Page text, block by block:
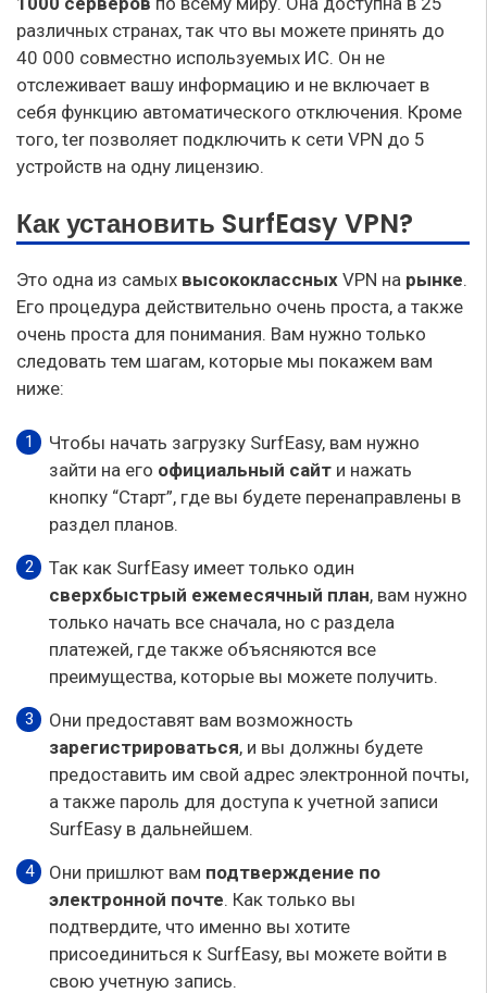
различных странах, так что вы можете принять до
40 000 совместно используемых ИС. Он не
отслеживает вашу информацию и не включает в
себя функцию автоматического отключения. Кроме
того, ter позволяет подключить к сети VPN до 5
устройств на одну лицензию.
Как установить SurfEasy VPN?
Это одна из самых высококлассных VPN на рынке.
Его процедура действительно очень проста, а также
очень проста для понимания. Вам нужно только
следовать тем шагам, которые мы покажем вам
ниже:
Чтобы начать загрузку SurfEasy, вам нужно
зайти на его официальный сайт и нажать
кнопку “Старт”, где вы будете перенаправлены в
раздел планов.
Так как SurfEasy имеет только один
сверхбыстрый ежемесячный план, вам нужно
только начать все сначала, но с раздела
платежей, где также объясняются все
преимущества, которые вы можете получить.
Они предоставят вам возможность
зарегистрироваться, и вы должны будете
предоставить им свой адрес электронной почты,
а также пароль для доступа к учетной записи
SurfEasy в дальнейшем.
Они пришлют вам подтверждение по
электронной почте. Как только вы
подтвердите, что именно вы хотите
присоединиться к SurfEasy, вы можете войти в
свою учетную запись.